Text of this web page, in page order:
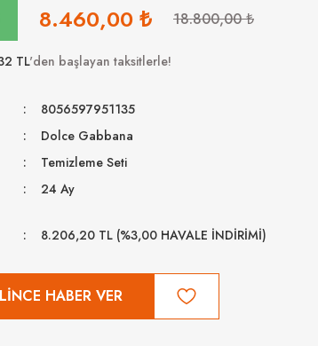
8.460,00 ₺ 18.800,00 ₺
TL'den başlayan taksitlerle!
8056597951135
Dolce Gabbana
Temizleme Seti
24 Ay
8.206,20 TL (%3,00 HAVALE İNDİRİMİ)
HABER VER